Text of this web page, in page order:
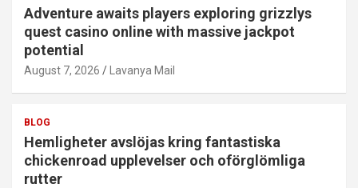
Adventure awaits players exploring grizzlys
quest casino online with massive jackpot
potential
August 7, 2026 Lavanya Mail
BLOG
Hemligheter avslöjas kring fantastiska
chickenroad upplevelser och oförglömliga
rutter